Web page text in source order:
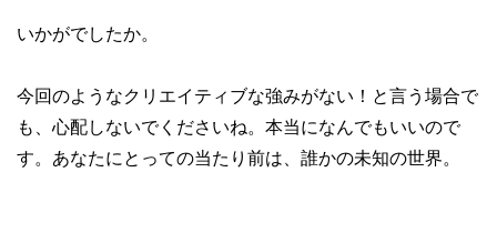
いかがでしたか。
今回のようなクリエイティブな強みがない！と言う場合で
も、心配しないでくださいね。本当になんでもいいので
す。あなたにとっての当たり前は、誰かの未知の世界。